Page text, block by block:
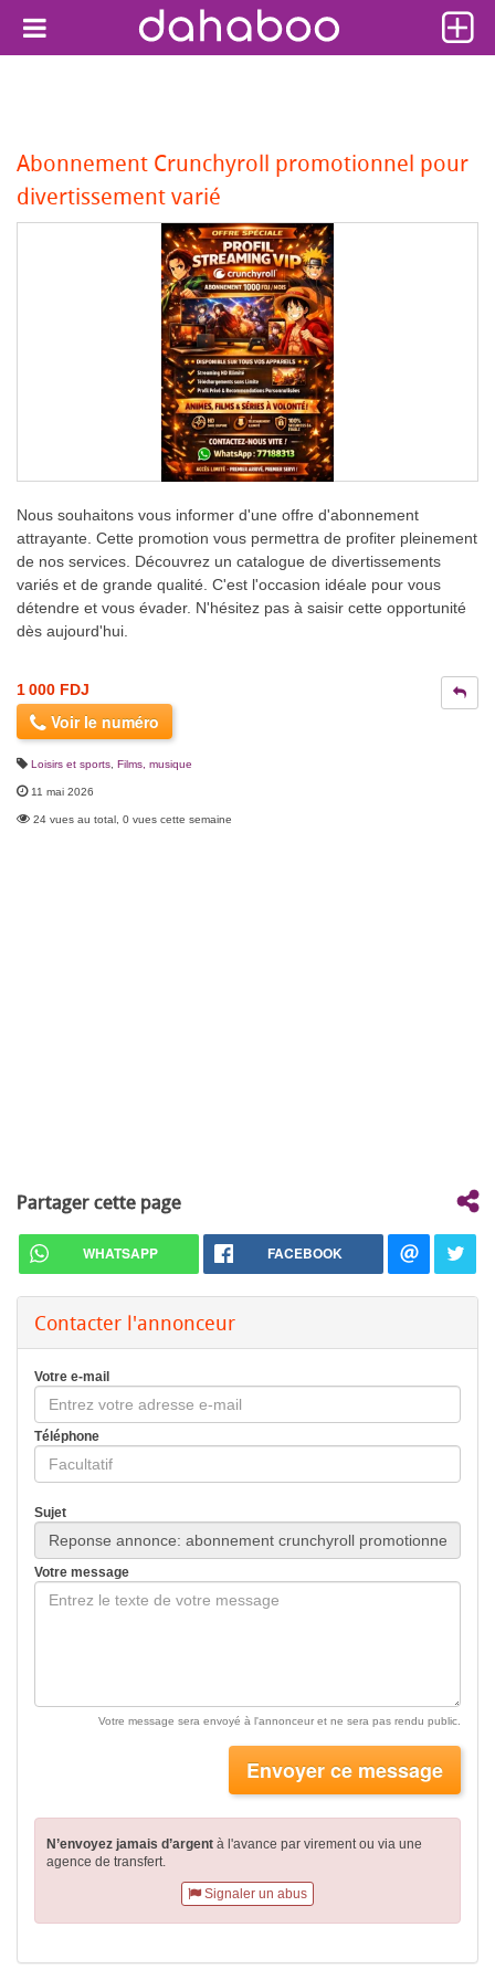
Abonnement Crunchyroll promotionnel pour
divertissement varié
Nous souhaitons vous informer d'une offre d'abonnement
attrayante. Cette promotion vous permettra de profiter pleinement
de nos services. Découvrez un catalogue de divertissements
variés et de grande qualité. C'est l'occasion idéale pour vous
détendre et vous évader. N'hésitez pas à saisir cette opportunité
dès aujourd'hui.
1 000 FDJ
Voir le numéro
Loisirs et sports Films, musique
11 mai 2026
24 vues au total, 0 vues cette semaine
Partager cette page
WHATSAPP FACEBOOK
Contacter l'annonceur
Votre e-mail
Téléphone
Sujet
Votre message
Votre message sera envoyé à l'annonceur et ne sera pas rendu public.
Envoyer ce message
N’envoyez jamais d’argent à l'avance par virementou via une
agence de transfert.
Signaler un abus